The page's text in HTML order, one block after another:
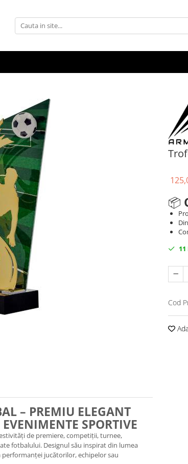
📦
11
Cod
– PREMIU ELEGANT
SPORTIVE
de premiere, competiții, turnee,
fotbalului. Designul său inspirat din lumea
jucătorilor, echipelor sau